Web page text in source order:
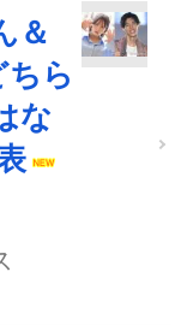
＆
ちら
な